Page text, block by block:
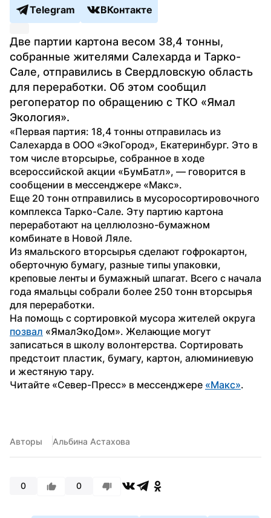
Telegram
ВКонтакте
Две партии картона весом 38,4 тонны,
собранные жителями Салехарда и Тарко-
Сале, отправились в Свердловскую область
для переработки. Об этом сообщил
регоператор по обращению с ТКО «Ямал
Экология».
«Первая партия: 18,4 тонны отправилась из
Салехарда в ООО «ЭкоГород», Екатеринбург. Это в
том числе вторсырье, собранное в ходе
всероссийской акции «БумБатл», — говорится в
сообщении в мессенджере «Макс».
Еще 20 тонн отправились в мусоросортировочного
комплекса Тарко-Сале. Эту партию картона
переработают на целлюлозно-бумажном
комбинате в Новой Ляле.
Из ямальского вторсырья сделают гофрокартон,
оберточную бумагу, разные типы упаковки,
креповые ленты и бумажный шпагат. Всего с начала
года ямальцы собрали более 250 тонн вторсырья
для переработки.
позвал «ЯмалЭкоДом». Желающие могут
записаться в школу волонтерства. Сортировать
предстоит пластик, бумагу, картон, алюминиевую
и жестяную тару.
Читайте «Север-Пресс» в мессенджере «Макс».
Авторы Альбина Астахова
0 0